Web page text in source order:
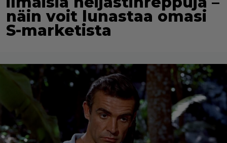
näin voit lunastaa omasi
S-marketista